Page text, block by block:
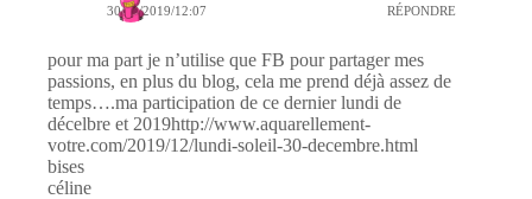
30/12/2019/12:07 RÉPONDRE
pour ma part je n’utilise que FB pour partager mes
passions, en plus du blog, cela me prend déjà assez de
temps….ma participation de ce dernier lundi de
décelbre et 2019http://www.aquarellement-
votre.com/2019/12/lundi-soleil-30-decembre.html
bises
céline